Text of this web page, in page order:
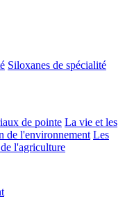
Siloxanes de spécialité
de pointe La vie et les
de l'environnement Les
l'agriculture